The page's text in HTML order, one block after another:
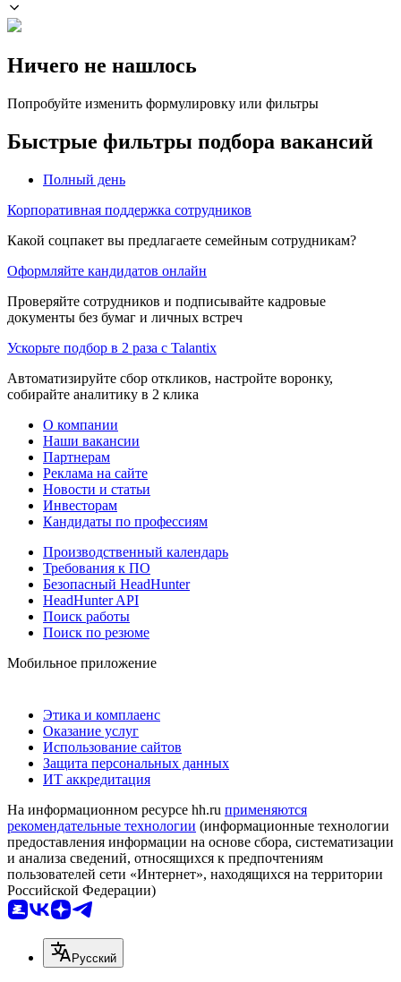
Ничего не нашлось
Попробуйте изменить формулировку или фильтры
Быстрые фильтры подбора вакансий
Полный день
Корпоративная поддержка сотрудников
Какой соцпакет вы предлагаете семейным сотрудникам?
Оформляйте кандидатов онлайн
Проверяйте сотрудников и подписывайте кадровые
документы без бумаг и личных встреч
Ускорьте подбор в 2 раза с Talantix
Автоматизируйте сбор откликов, настройте воронку,
собирайте аналитику в 2 клика
О компании
Наши вакансии
Партнерам
Реклама на сайте
Новости и статьи
Инвесторам
Кандидаты по профессиям
Производственный календарь
Требования к ПО
Безопасный HeadHunter
HeadHunter API
Поиск работы
Поиск по резюме
Мобильное приложение
Этика и комплаенс
Оказание услуг
Использование сайтов
Защита персональных данных
ИТ аккредитация
На информационном ресурсе hh.ru применяются
рекомендательные технологии (информационные технологии
предоставления информации на основе сбора, систематизации
и анализа сведений, относящихся к предпочтениям
пользователей сети «Интернет», находящихся на территории
Российской Федерации)
Русский